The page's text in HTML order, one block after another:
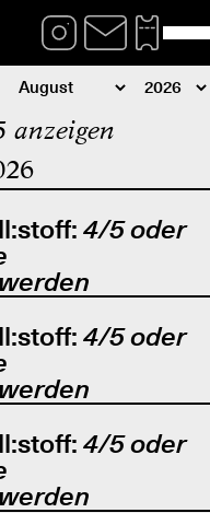
anzeigen
4/5 oder
4/5 oder
4/5 oder